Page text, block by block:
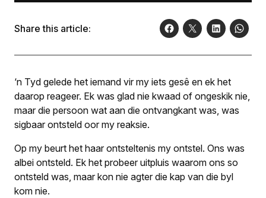
Share this article:
‘n Tyd gelede het iemand vir my iets gesê en ek het
daarop reageer. Ek was glad nie kwaad of ongeskik nie,
maar die persoon wat aan die ontvangkant was, was
sigbaar ontsteld oor my reaksie.
Op my beurt het haar ontsteltenis my ontstel. Ons was
albei ontsteld. Ek het probeer uitpluis waarom ons so
ontsteld was, maar kon nie agter die kap van die byl
kom nie.